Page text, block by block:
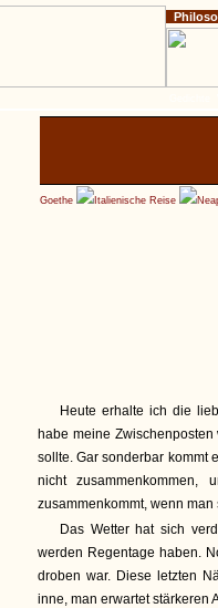
Goethe Italienische Reise
Heute erhalte ich die
habe meine
sollte. Gar sonderbar kommt
nicht
zusammenkommt, wenn
Das Wetter hat sich
werden Regentage haben.
droben war. Diese letzten
inne, man erwartet stärkeren